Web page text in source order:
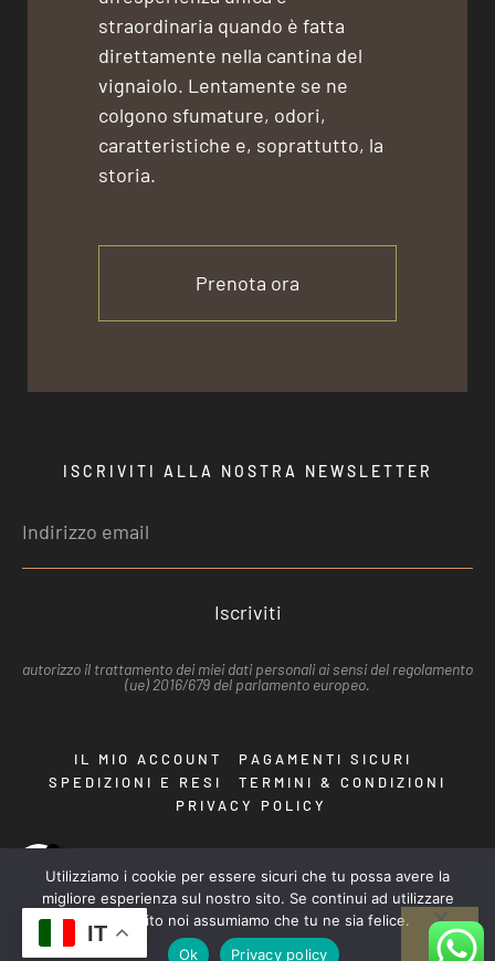
straordinaria quando è fatta
direttamente nella cantina del
vignaiolo. Lentamente se ne
colgono sfumature, odori,
caratteristiche e, soprattutto, la
storia.
Prenota ora
ISCRIVITI ALLA NOSTRA NEWSLETTER
Iscriviti
autorizzo il trattamento dei miei dati personali ai sensi del regolamento
(ue) 2016/679 del parlamento europeo.
IL MIO ACCOUNT
PAGAMENTI SICURI
SPEDIZIONI E RESI
TERMINI & CONDIZIONI
PRIVACY POLICY
Copyright © 2024 – Cantina Tre D di D'Offizi Dante – P.IVA
09563051003 | Powered by Cercamifacile.it
IT
0
Utilizziamo i cookie per essere sicuri che tu possa avere la
migliore esperienza sul nostro sito. Se continui ad utilizzare
questo sito noi assumiamo che tu ne sia felice.
Ok
Privacy policy